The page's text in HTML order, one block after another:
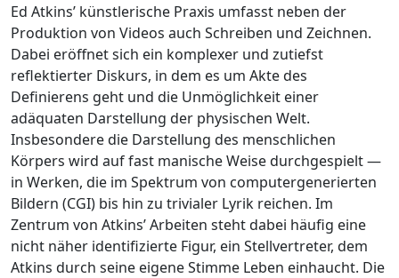
Ed Atkins’ künstlerische Praxis umfasst neben der
Produktion von Videos auch Schreiben und Zeichnen.
Dabei eröffnet sich ein komplexer und zutiefst
reflektierter Diskurs, in dem es um Akte des
Definierens geht und die Unmöglichkeit einer
adäquaten Darstellung der physischen Welt.
Insbesondere die Darstellung des menschlichen
Körpers wird auf fast manische Weise durchgespielt —
in Werken, die im Spektrum von computergenerierten
Bildern (CGI) bis hin zu trivialer Lyrik reichen. Im
Zentrum von Atkins’ Arbeiten steht dabei häufig eine
nicht näher identifizierte Figur, ein Stellvertreter, dem
Atkins durch seine eigene Stimme Leben einhaucht. Die